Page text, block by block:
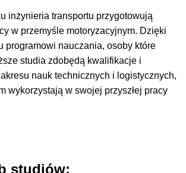
inżynieria transportu przygotowują
w przemyśle motoryzacyjnym. Dzięki
programowi nauczania, osoby które
studia zdobędą kwalifikacje i
nauk technicznych i logistycznych,
wykorzystają w swojej przyszłej pracy
studiów: